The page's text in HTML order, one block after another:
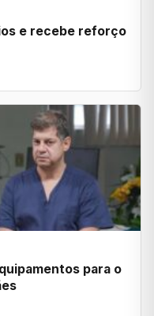
e recebe reforço
para o